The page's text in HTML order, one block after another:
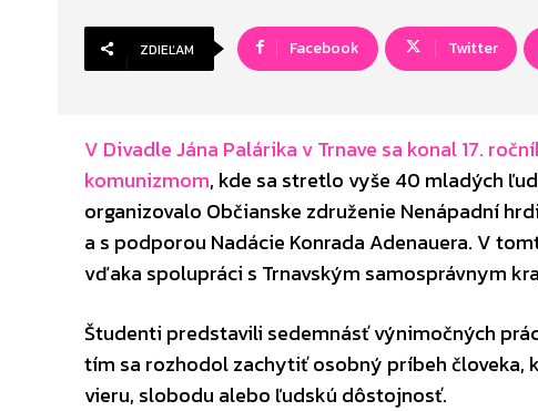
ZDIEĽAM Facebook Twitter
V Divadle Jána Palárika v Trnave sa konal 17.
komunizmom, kde sa stretlo vyše 40 mladých
organizovalo Občianske združenie Nenápadní
a s podporou Nadácie Konrada Adenauera. V
vďaka spolupráci s Trnavským samosprávnym
Študenti predstavili sedemnásť výnimočných
tím sa rozhodol zachytiť osobný príbeh človeka,
vieru, slobodu alebo ľudskú dôstojnosť.